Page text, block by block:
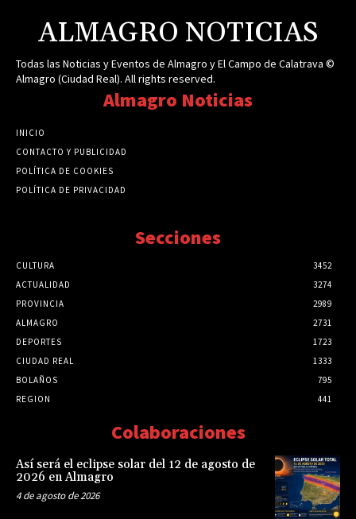
ALMAGRO NOTICIAS
Todas las Noticias y Eventos de Almagro y El Campo de Calatrava ©
Almagro (Ciudad Real). All rights reserved.
Almagro Noticias
INICIO
CONTACTO Y PUBLICIDAD
POLÍTICA DE COOKIES
POLÍTICA DE PRIVACIDAD
Secciones
CULTURA
3452
ACTUALIDAD
3274
PROVINCIA
2989
ALMAGRO
2731
DEPORTES
1723
CIUDAD REAL
1333
BOLAÑOS
795
REGION
441
Colaboraciones
Así será el eclipse solar del 12 de agosto de
2026 en Almagro
4 de agosto de 2026